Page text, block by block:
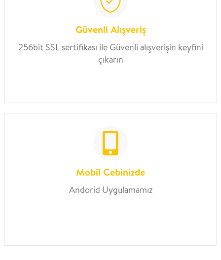
Güvenli Alışveriş
256bit SSL sertifikası ile Güvenli alışverişin keyfini
çıkarın
Mobil Cebinizde
Andorid Uygulamamız